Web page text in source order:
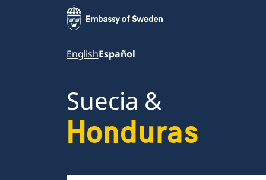
EnglishEspañol
Suecia &
Honduras